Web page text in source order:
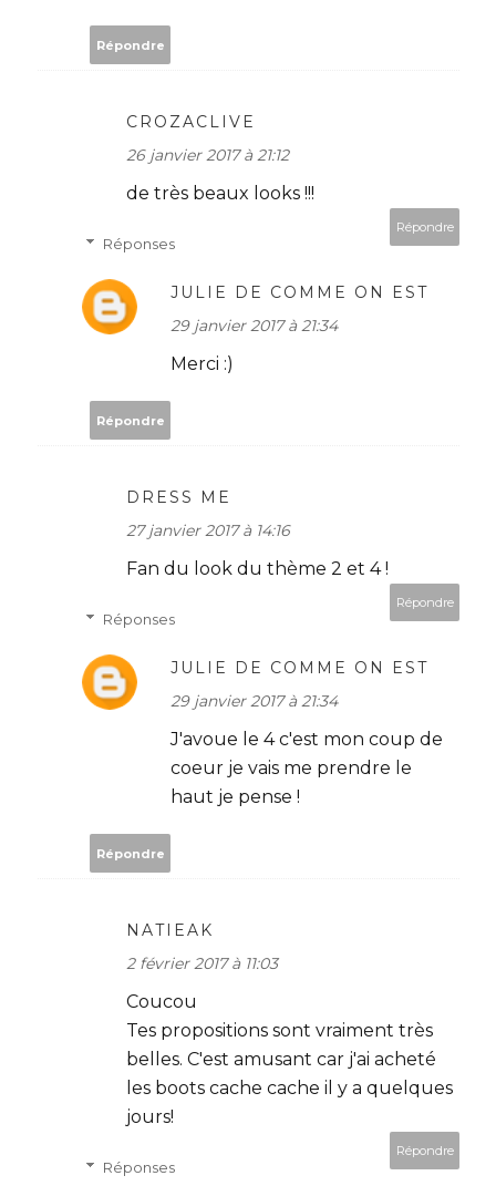
Répondre
CROZACLIVE
26 janvier 2017 à 21:12
de très beaux looks !!!
Répondre
Réponses
JULIE DE COMME ON EST
29 janvier 2017 à 21:34
Merci :)
Répondre
DRESS ME
27 janvier 2017 à 14:16
Fan du look du thème 2 et 4 !
Répondre
Réponses
JULIE DE COMME ON EST
29 janvier 2017 à 21:34
J'avoue le 4 c'est mon coup de
coeur je vais me prendre le
haut je pense !
Répondre
NATIEAK
2 février 2017 à 11:03
Coucou
Tes propositions sont vraiment très
belles. C'est amusant car j'ai acheté
les boots cache cache il y a quelques
jours!
Répondre
Réponses